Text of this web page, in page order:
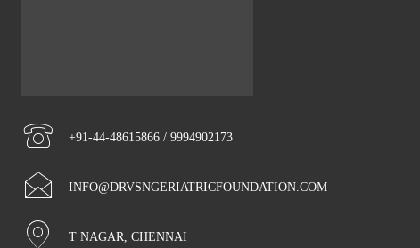
+91-44-48615866 / 9994902173
INFO@DRVSNGERIATRICFOUNDATION.COM
T NAGAR, CHENNAI